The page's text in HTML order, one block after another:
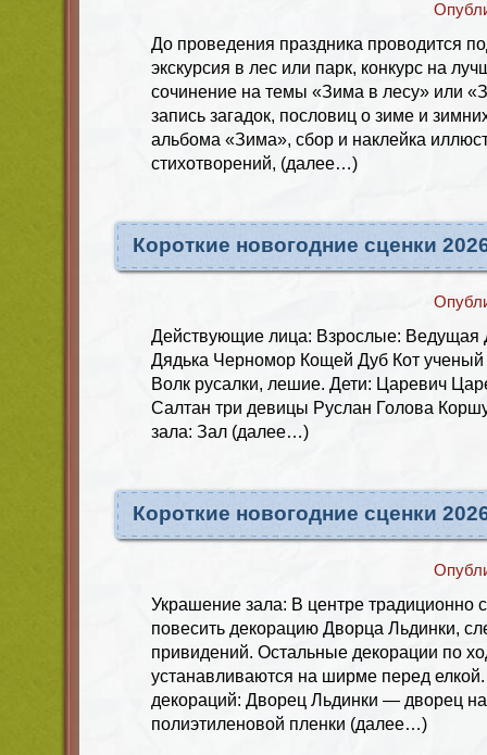
До проведения праздника проводится
экскурсия в лес или парк, конкурс на
сочинение на темы «Зима в лесу» или
запись загадок, пословиц о зиме и
альбома «Зима», сбор и наклейка
стихотворений, (далее…)
Короткие новогодние сценки
Действующие лица: Взрослые: Ведущая
Дядька Черномор Кощей Дуб Кот ученый
Волк русалки, лешие. Дети: Царевич
Салтан три девицы Руслан Голова
зала: Зал (далее…)
Короткие новогодние сценки
Украшение зала: В центре традиционно
повесить декорацию Дворца Льдинки,
привидений. Остальные декорации по
устанавливаются на ширме перед
декораций: Дворец Льдинки — дворец
полиэтиленовой пленки (далее…)